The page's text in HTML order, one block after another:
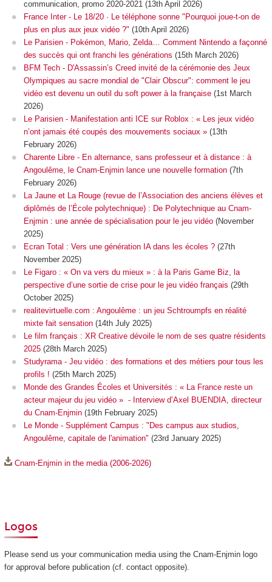
communication, promo 2020-2021 (13th April 2026)
France Inter - Le 18/20 · Le téléphone sonne "Pourquoi joue-t-on de
plus en plus aux jeux vidéo ?" (10th April 2026)
Le Parisien - Pokémon, Mario, Zelda… Comment Nintendo a façonné
des succès qui ont franchi les générations (15th March 2026)
BFM Tech - D'Assassin’s Creed invité de la cérémonie des Jeux
Olympiques au sacre mondial de "Clair Obscur": comment le jeu
vidéo est devenu un outil du soft power à la française (1st March
2026)
Le Parisien - Manifestation anti ICE sur Roblox : « Les jeux vidéo
n’ont jamais été coupés des mouvements sociaux » (13th
February 2026)
Charente Libre - En alternance, sans professeur et à distance : à
Angoulême, le Cnam-Enjmin lance une nouvelle formation (7th
February 2026)
La Jaune et La Rouge (revue de l’Association des anciens élèves et
diplômés de l’École polytechnique) : De Polytechnique au Cnam-
Enjmin : une année de spécialisation pour le jeu vidéo (November
2025)
Ecran Total : Vers une génération IA dans les écoles ? (27th
November 2025)
Le Figaro : « On va vers du mieux » : à la Paris Game Biz, la
perspective d’une sortie de crise pour le jeu vidéo français (29th
October 2025)
realitevirtuelle.com : Angoulême : un jeu Schtroumpfs en réalité
mixte fait sensation (14th July 2025)
Le film français : XR Creative dévoile le nom de ses quatre résidents
2025 (28th March 2025)
Studyrama - Jeu vidéo : des formations et des métiers pour tous les
profils ! (25th March 2025)
Monde des Grandes Écoles et Universités : « La France reste un
acteur majeur du jeu vidéo » - Interview d’Axel BUENDIA, directeur
du Cnam-Enjmin (19th February 2025)
Le Monde - Supplément Campus : "Des campus aux studios,
Angoulême, capitale de l'animation" (23rd January 2025)
Cnam-Enjmin in the media (2006-2026)
Logos
Please send us your communication media using the Cnam-Enjmin logo
for approval before publication (cf. contact opposite).